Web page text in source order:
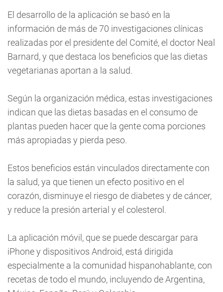
El desarrollo de la aplicación se basó en la
información de más de 70 investigaciones clínicas
realizadas por el presidente del Comité, el doctor Neal
Barnard, y que destaca los beneficios que las dietas
vegetarianas aportan a la salud.
Según la organización médica, estas investigaciones
indican que las dietas basadas en el consumo de
plantas pueden hacer que la gente coma porciones
más apropiadas y pierda peso.
Estos beneficios están vinculados directamente con
la salud, ya que tienen un efecto positivo en el
corazón, disminuye el riesgo de diabetes y de cáncer,
y reduce la presión arterial y el colesterol.
La aplicación móvil, que se puede descargar para
iPhone y dispositivos Android, está dirigida
especialmente a la comunidad hispanohablante, con
recetas de todo el mundo, incluyendo de Argentina,